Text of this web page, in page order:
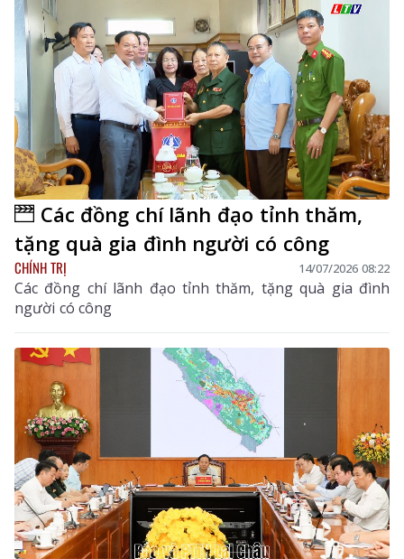
Các đồng chí lãnh đạo tỉnh thăm,
tặng quà gia đình người có công
CHÍNH TRỊ 14/07/2026 08:22
Các đồng chí lãnh đạo tỉnh thăm, tặng quà gia đình
người có công